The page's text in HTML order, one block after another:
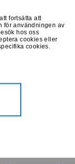
Köp 820 Kr
fortsätta att
för användningen av
hos oss
cookies eller
cookies.